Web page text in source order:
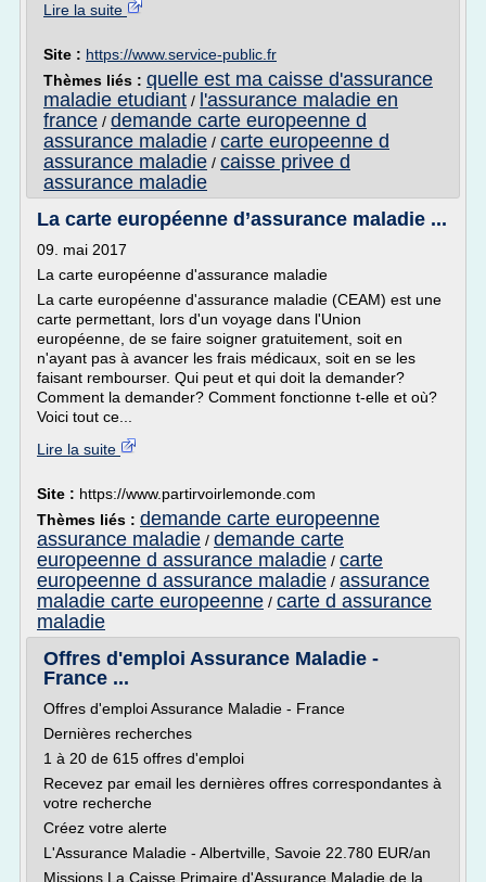
Lire la suite
Site : https://www.service-public.fr
Thèmes liés : quelle est ma caisse d'assurance
maladie etudiant / l'assurance maladie en
france / demande carte europeenne d
assurance maladie / carte europeenne d
assurance maladie / caisse privee d
assurance maladie
La carte européenne d’assurance maladie ...
09. mai 2017
La carte européenne d'assurance maladie
La carte européenne d'assurance maladie (CEAM) est une
carte permettant, lors d'un voyage dans l'Union
européenne, de se faire soigner gratuitement, soit en
n'ayant pas à avancer les frais médicaux, soit en se les
faisant rembourser. Qui peut et qui doit la demander?
Comment la demander? Comment fonctionne t-elle et où?
Voici tout ce...
Lire la suite
Site : https://www.partirvoirlemonde.com
Thèmes liés : demande carte europeenne
assurance maladie / demande carte
europeenne d assurance maladie / carte
europeenne d assurance maladie / assurance
maladie carte europeenne / carte d assurance
maladie
Offres d'emploi Assurance Maladie -
France ...
Offres d'emploi Assurance Maladie - France
Dernières recherches
1 à 20 de 615 offres d'emploi
Recevez par email les dernières offres correspondantes à
votre recherche
Créez votre alerte
L'Assurance Maladie - Albertville, Savoie 22.780 EUR/an
Missions La Caisse Primaire d'Assurance Maladie de la